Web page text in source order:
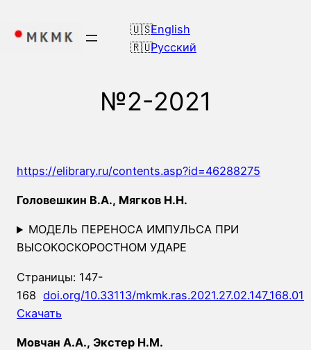
содержимому
English
Русский
№2-2021
https://elibrary.ru/contents.asp?id=46288275
Головешкин В.А., Мягков Н.Н.
МОДЕЛЬ ПЕРЕНОСА ИМПУЛЬСА ПРИ
ВЫСОКОСКОРОСТНОМ УДАРЕ
Страницы: 147-
168 doi.org/10.33113/mkmk.ras.2021.27.02.147_168.01
Скачать
Мовчан А.А., Экстер Н.М.